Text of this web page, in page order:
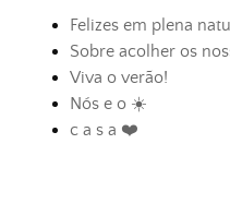
Felizes em plena
Sobre acolher os
Viva o verão!
Nós e o ☀️
c a s a ❤️